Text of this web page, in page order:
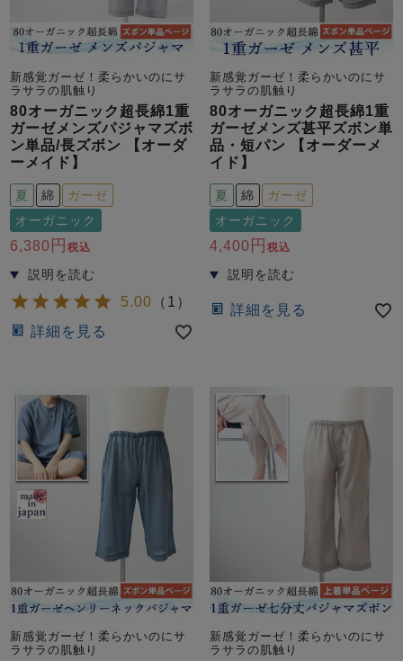
新感覚ガーゼ！柔らかいのにサ
ラサラの肌触り
80オーガニック超長綿1重
ガーゼメンズパジャマズボ
ン単品/長ズボン 【オーダ
ーメイド】
夏 綿
ガーゼ
オーガニック
6,380 税込
5.00 （ 1 ）
詳細を見る
新感覚ガーゼ！柔らかいのにサ
ラサラの肌触り
80オーガニック超長綿1重
ガーゼメンズ甚平ズボン単
品・短パン 【オーダーメ
イド】
夏 綿
ガーゼ
オーガニック
4,400 税込
詳細を見る
新感覚ガーゼ！柔らかいのにサ
ラサラの肌触り
新感覚ガーゼ！柔らかいのにサ
ラサラの肌触り